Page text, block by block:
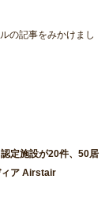
の記事をみかけまし
定施設が20件、50居
ィア Airstair